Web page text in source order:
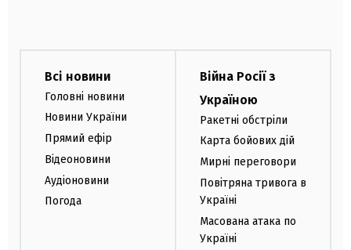
Всі новини
Головні новини
Новини України
Прямий ефір
Відеоновини
Аудіоновини
Погода
Війна Росії з
Україною
Ракетні обстріли
Карта бойових дій
Мирні переговори
Повітряна тривога в
Україні
Масована атака по
Україні